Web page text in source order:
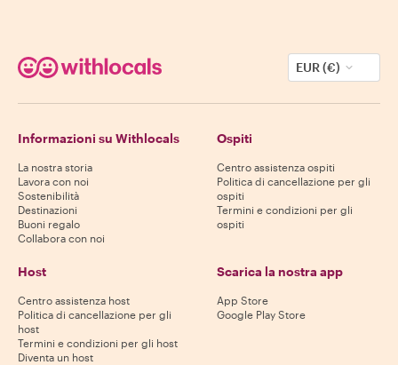
EUR (€)
Informazioni su Withlocals
La nostra storia
Lavora con noi
Sostenibilità
Destinazioni
Buoni regalo
Collabora con noi
Ospiti
Centro assistenza ospiti
Politica di cancellazione per gli
ospiti
Termini e condizioni per gli
ospiti
Host
Centro assistenza host
Politica di cancellazione per gli
host
Termini e condizioni per gli host
Diventa un host
Scarica la nostra app
App Store
Google Play Store